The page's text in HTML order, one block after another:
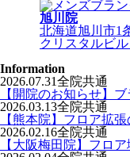
旭川院
北海道旭川市1
クリスタルビ
Information
2026.07.31全院共通
【開院のお知らせ】
2026.03.13全院共通
【熊本院】フロア拡
2026.02.16全院共通
【大阪梅田院】フロ